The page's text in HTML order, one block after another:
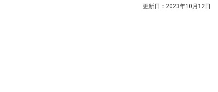
そう。お近くのセリアで見かけた際にはぜひチェックしてみてくださいね。
更新日： 2023年10月12日